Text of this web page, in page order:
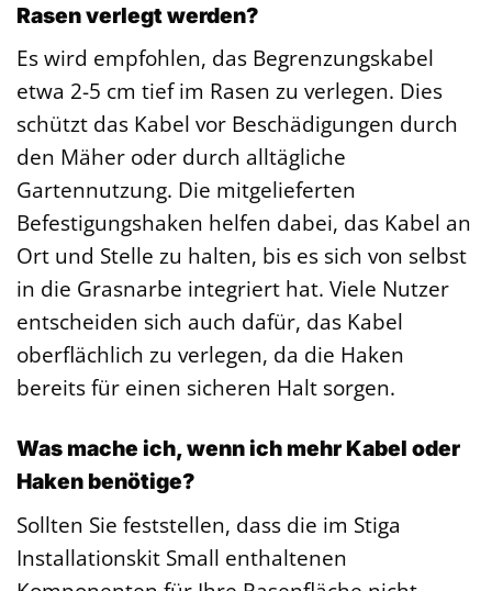
Rasen verlegt werden?
Es wird empfohlen, das Begrenzungskabel
etwa 2-5 cm tief im Rasen zu verlegen. Dies
schützt das Kabel vor Beschädigungen durch
den Mäher oder durch alltägliche
Gartennutzung. Die mitgelieferten
Befestigungshaken helfen dabei, das Kabel an
Ort und Stelle zu halten, bis es sich von selbst
in die Grasnarbe integriert hat. Viele Nutzer
entscheiden sich auch dafür, das Kabel
oberflächlich zu verlegen, da die Haken
bereits für einen sicheren Halt sorgen.
Was mache ich, wenn ich mehr Kabel oder
Haken benötige?
Sollten Sie feststellen, dass die im Stiga
Installationskit Small enthaltenen